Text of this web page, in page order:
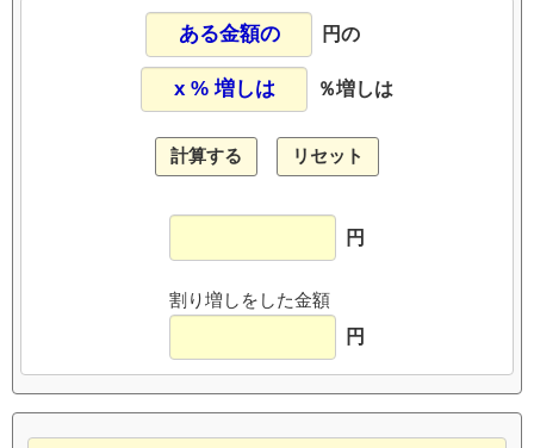
円の
％増しは
円
割り増しをした金額
円